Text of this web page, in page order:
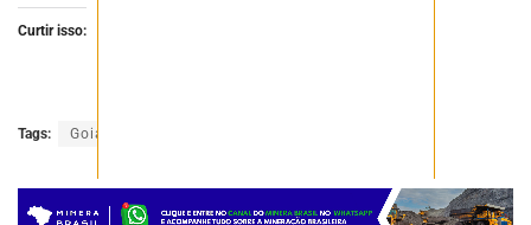
Curtir isso:
Tags: Goiás